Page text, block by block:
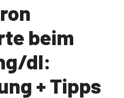
beim
dl:
+ Tipps